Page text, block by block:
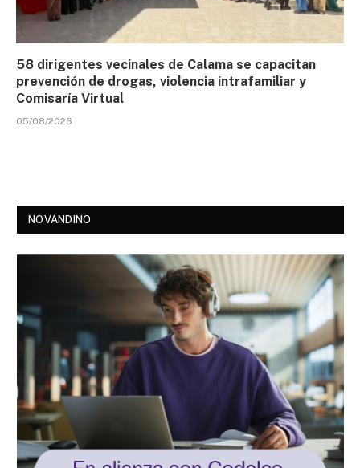
58 dirigentes vecinales de Calama se capacitan
prevención de drogas, violencia intrafamiliar y
Comisaría Virtual
05/08/2026
NOVANDINO